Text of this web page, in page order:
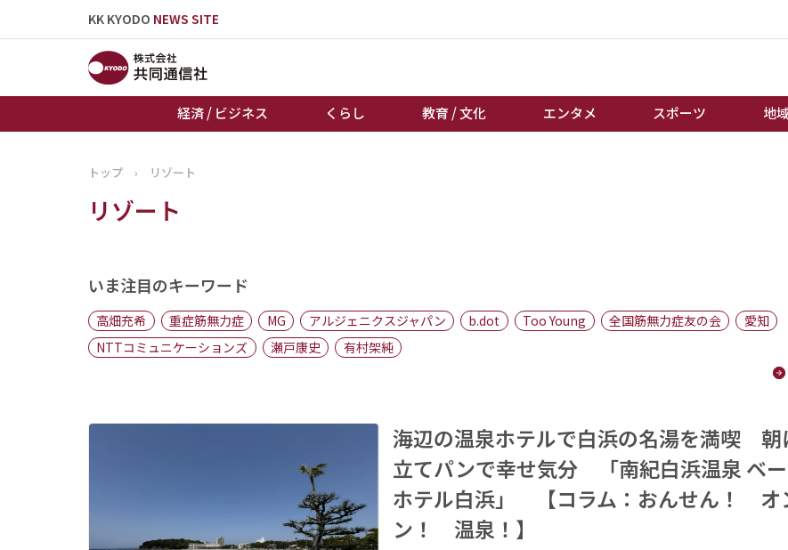
KK KYODO NEWS SITE
経済 / ビジネス くらし 教育 / 文化 エンタメ スポーツ 地
トップページ
地域
棋王戦
トップ › リゾート
リゾート
いま注目のキーワード
高畑充希 重症筋無力症 MG アルジェニクスジャパン b.dot Too Young 全国筋無力症友の会
愛知
NTTコミュニケーションズ
瀬戸康史
有村架純
海辺の温泉ホテルで白浜の名湯を満喫 朝
立てパンで幸せ気分 「南紀白浜温泉 ベ
ホテル白浜」 【コラム：おんせん！ オ
ン！ 温泉！】